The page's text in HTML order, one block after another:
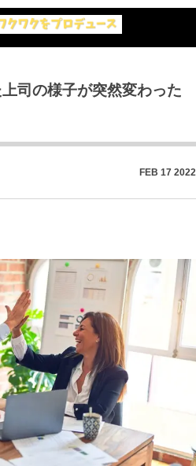
司の様子が突然変わった
FEB 17 2022